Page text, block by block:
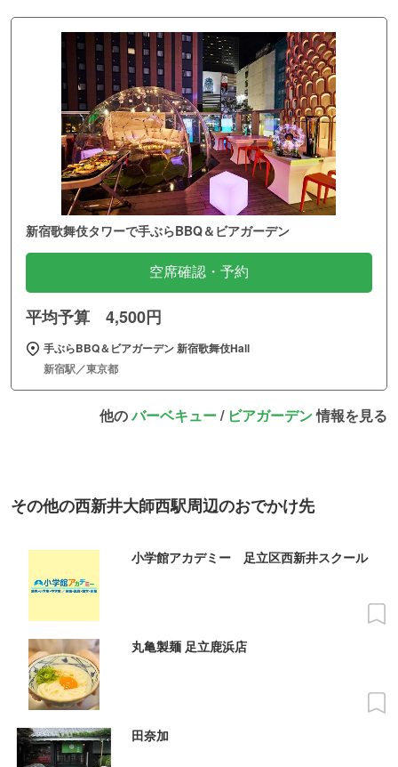
新宿歌舞伎タワーで手ぶらBBQ＆ビアガーデン
空席確認・予約
平均予算 4,500円
手ぶらBBQ＆ビアガーデン 新宿歌舞伎Hall
新宿駅／東京都
他のバーベキュー/ ビアガーデン情報を見る
その他の西新井大師西駅周辺のおでかけ先
小学館アカデミー 足立区西新井スクール
丸亀製麺 足立鹿浜店
田奈加